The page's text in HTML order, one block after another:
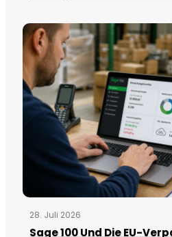
28. Juli 2026
Sage 100 Und Die EU-